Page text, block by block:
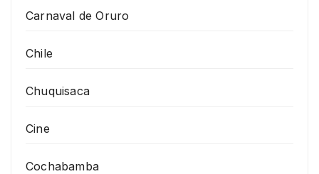
Carnaval de Oruro
Chile
Chuquisaca
Cine
Cochabamba